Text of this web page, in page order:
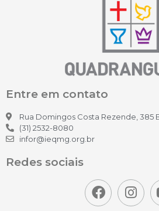
Entre em contato
Rua Domingos Costa Rezende, 385
(31) 2532-8080
infor@ieqmg.org.br
Redes sociais